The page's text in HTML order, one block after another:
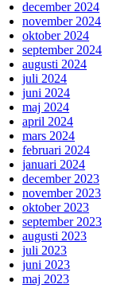
december 2024
november 2024
oktober 2024
september 2024
augusti 2024
juli 2024
juni 2024
maj 2024
april 2024
mars 2024
februari 2024
januari 2024
december 2023
november 2023
oktober 2023
september 2023
augusti 2023
juli 2023
juni 2023
maj 2023